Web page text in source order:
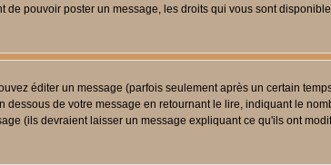
pouvoir poster un message, les droits qui vous sont
éditer un message (parfois seulement après un certain
de votre message en retournant le lire, indiquant le
(ils devraient laisser un message expliquant ce qu'ils ont